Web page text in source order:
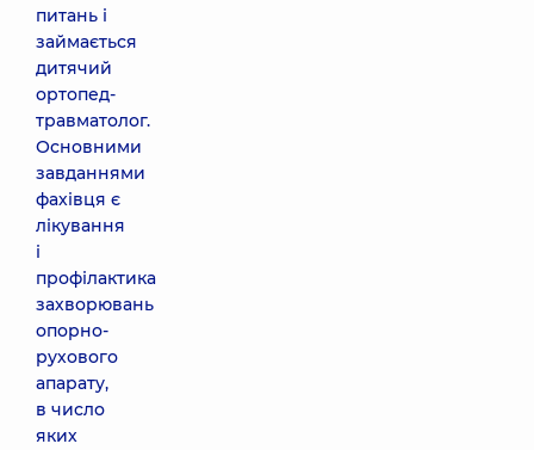
питань і
займається
дитячий
ортопед-
травматолог.
Основними
завданнями
фахівця є
лікування
і
профілактика
захворювань
опорно-
рухового
апарату,
в число
яких